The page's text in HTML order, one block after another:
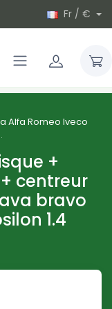
Fr / €
Alfa Romeo Iveco
+
centreur
bravo
1.4